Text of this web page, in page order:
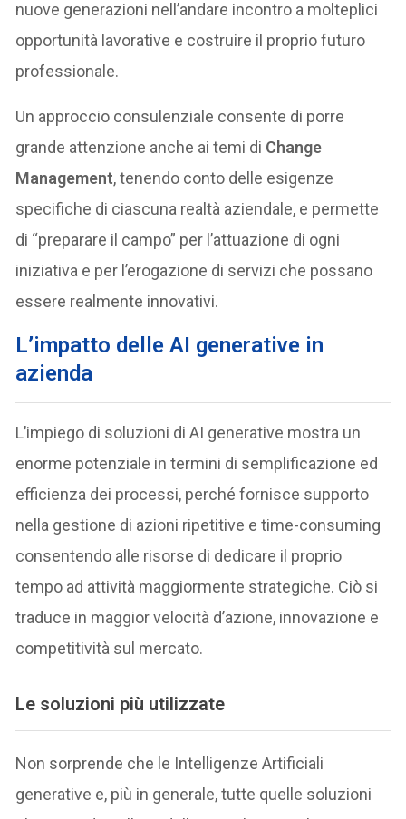
nuove generazioni nell’andare incontro a molteplici
opportunità lavorative e costruire il proprio futuro
professionale.
Un approccio consulenziale consente di porre
grande attenzione anche ai temi di Change
Management, tenendo conto delle esigenze
specifiche di ciascuna realtà aziendale, e permette
di “preparare il campo” per l’attuazione di ogni
iniziativa e per l’erogazione di servizi che possano
essere realmente innovativi.
L’impatto delle AI generative in
azienda
L’impiego di soluzioni di AI generative mostra un
enorme potenziale in termini di semplificazione ed
efficienza dei processi, perché fornisce supporto
nella gestione di azioni ripetitive e time-consuming
consentendo alle risorse di dedicare il proprio
tempo ad attività maggiormente strategiche. Ciò si
traduce in maggior velocità d’azione, innovazione e
competitività sul mercato.
Le soluzioni più utilizzate
Non sorprende che le Intelligenze Artificiali
generative e, più in generale, tutte quelle soluzioni